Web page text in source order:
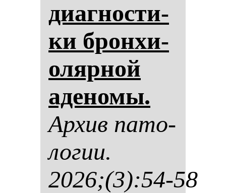
ди­аг­нос­ти­
ки брон­хи­
оляр­ной
аде­но­мы.
Ар­хив па­то­
ло­гии.
2026;(3):54-58